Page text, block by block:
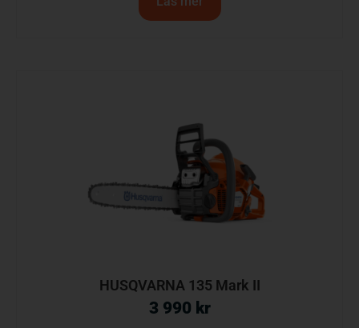
HUSQVARNA 135 Mark II
3 990 kr